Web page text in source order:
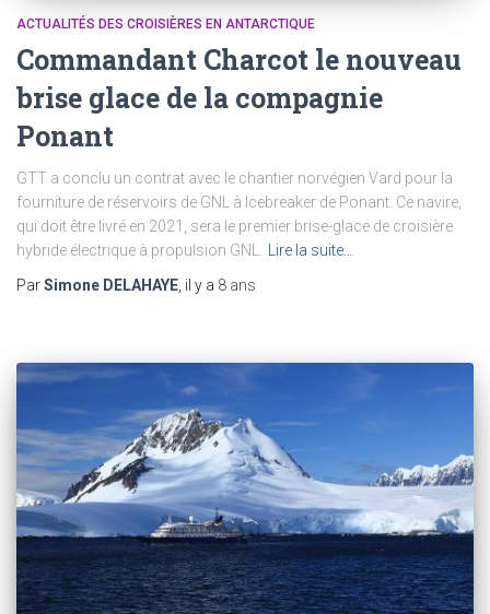
ACTUALITÉS DES CROISIÈRES EN ANTARCTIQUE
Commandant Charcot le nouveau
brise glace de la compagnie
Ponant
GTT a conclu un contrat avec le chantier norvégien Vard pour la
fourniture de réservoirs de GNL à Icebreaker de Ponant. Ce navire,
qui doit être livré en 2021, sera le premier brise-glace de croisière
hybride électrique à propulsion GNL.
Lire la suite…
ParSimone DELAHAYE , il y a 8 ans